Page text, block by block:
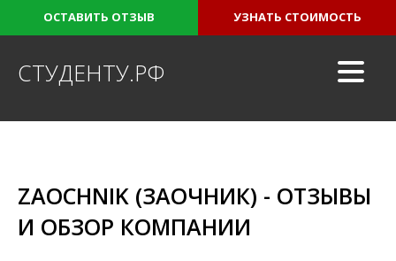
ОСТАВИТЬ ОТЗЫВ УЗНАТЬ СТОИМОСТЬ
СТУДЕНТУ.РФ
ZAOCHNIK (ЗАОЧНИК) - ОТЗЫВЫ
И ОБЗОР КОМПАНИИ